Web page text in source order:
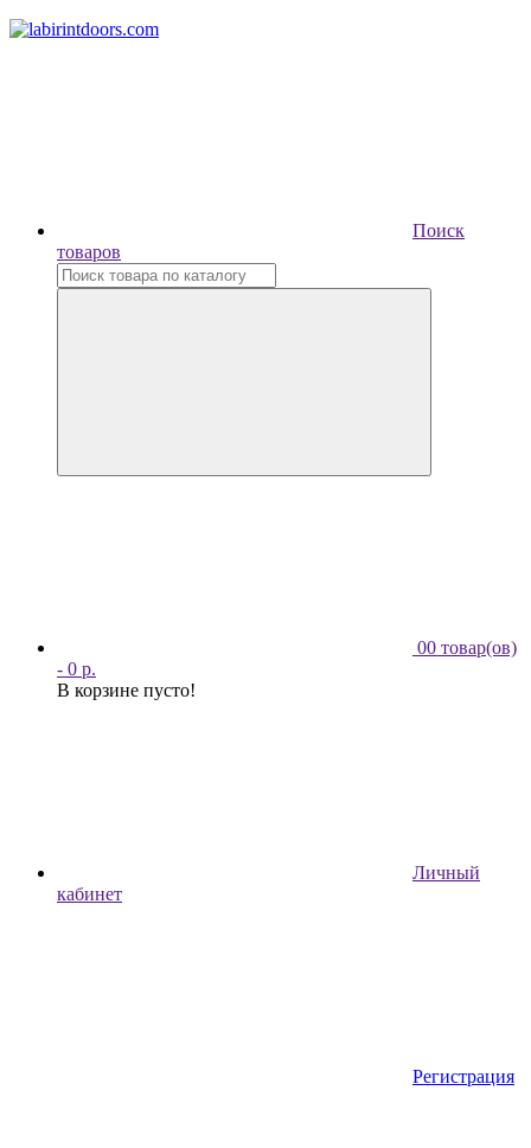
Поиск
товаров
00 товар(ов)
- 0 р.
В корзине пусто!
Личный
кабинет
Регистрация